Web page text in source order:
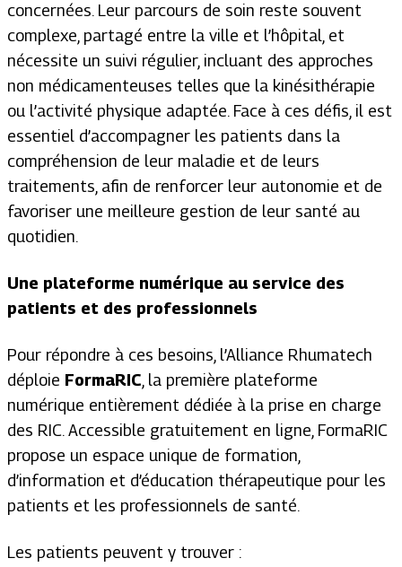
concernées. Leur parcours de soin reste souvent
complexe, partagé entre la ville et l’hôpital, et
nécessite un suivi régulier, incluant des approches
non médicamenteuses telles que la kinésithérapie
ou l’activité physique adaptée. Face à ces défis, il est
essentiel d’accompagner les patients dans la
compréhension de leur maladie et de leurs
traitements, afin de renforcer leur autonomie et de
favoriser une meilleure gestion de leur santé au
quotidien.
Une plateforme numérique au service des
patients et des professionnels
Pour répondre à ces besoins, l’Alliance Rhumatech
déploie FormaRIC , la première plateforme
numérique entièrement dédiée à la prise en charge
des RIC. Accessible gratuitement en ligne, FormaRIC
propose un espace unique de formation,
d’information et d’éducation thérapeutique pour les
patients et les professionnels de santé.
Les patients peuvent y trouver :